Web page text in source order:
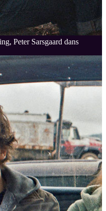
Peter Sarsgaard dans